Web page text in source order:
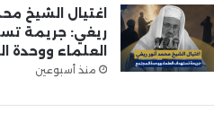
اغتيال الشيخ
ريغي: جريمة
العلماء ووحدة
منذ أسبوعين